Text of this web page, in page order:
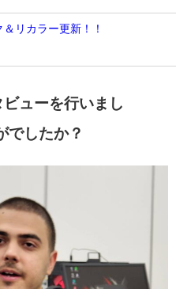
＆リカラー更新！！
ューを行いまし
でしたか？